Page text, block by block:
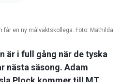
får en ny målvaktskollega. Foto: Mathilda
är i full gång när de tyska
nästa säsong. Adam